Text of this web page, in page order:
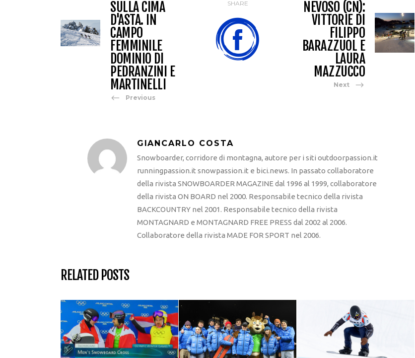
SULLA CIMA
D'ASTA. IN
CAMPO
FEMMINILE
DOMINIO DI
PEDRANZINI E
MARTINELLI
Previous
SHARE
NEVOSO (CN):
VITTORIE DI
FILIPPO
BARAZZUOL E
LAURA
MAZZUCCO
Next
GIANCARLO COSTA
Snowboarder, corridore di montagna, autore per i siti outdoorpassion.it
runningpassion.it snowpassion.it e bici.news. In passato collaboratore
della rivista SNOWBOARDER MAGAZINE dal 1996 al 1999, collaboratore
della rivista ON BOARD nel 2000. Responsabile tecnico della rivista
BACKCOUNTRY nel 2001. Responsabile tecnico della rivista
MONTAGNARD e MONTAGNARD FREE PRESS dal 2002 al 2006.
Collaboratore della rivista MADE FOR SPORT nel 2006.
RELATED POSTS